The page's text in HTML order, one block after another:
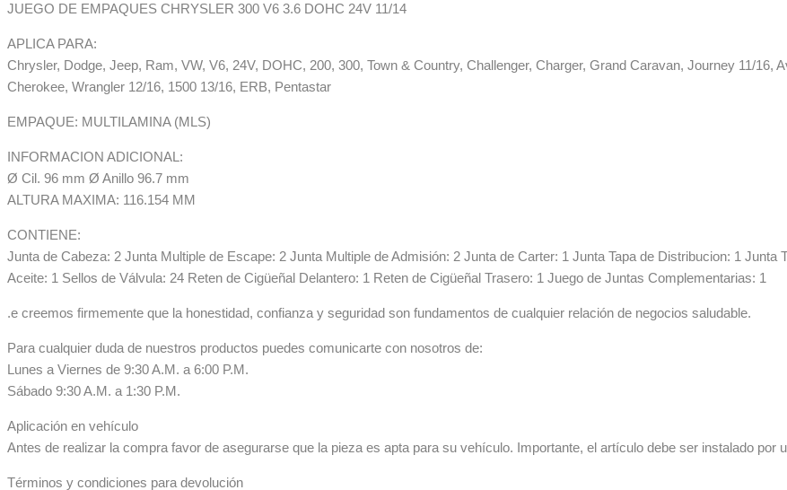
JUEGO DE EMPAQUES CHRYSLER 300 V6 3.6 DOHC 24V 11/14
APLICA PARA:
Chrysler, Dodge, Jeep, Ram, VW, V6, 24V, DOHC, 200, 300, Town & Country, Challenger, Charger, Grand Caravan, Journey 11/16,
Cherokee, Wrangler 12/16, 1500 13/16, ERB, Pentastar
EMPAQUE: MULTILAMINA (MLS)
INFORMACION ADICIONAL:
Ø Cil. 96 mm Ø Anillo 96.7 mm
ALTURA MAXIMA: 116.154 MM
CONTIENE:
Junta de Cabeza: 2 Junta Multiple de Escape: 2 Junta Multiple de Admisión: 2 Junta de Carter: 1 Junta Tapa de Distribucion: 1 Junta
Aceite: 1 Sellos de Válvula: 24 Reten de Cigüeñal Delantero: 1 Reten de Cigüeñal Trasero: 1 Juego de Juntas Complementarias: 1
.e creemos firmemente que la honestidad, confianza y seguridad son fundamentos de cualquier relación de negocios saludable.
Para cualquier duda de nuestros productos puedes comunicarte con nosotros de:
Lunes a Viernes de 9:30 A.M. a 6:00 P.M.
Sábado 9:30 A.M. a 1:30 P.M.
Aplicación en vehículo
Antes de realizar la compra favor de asegurarse que la pieza es apta para su vehículo. Importante, el artículo debe ser instalado por
Términos y condiciones para devolución